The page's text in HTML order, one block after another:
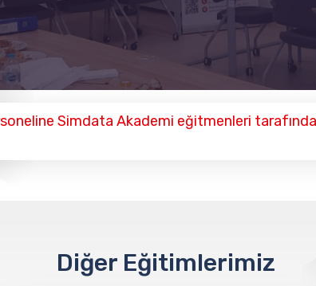
Simdata Akademi eğitmenleri
Diğer Eğitimlerimiz